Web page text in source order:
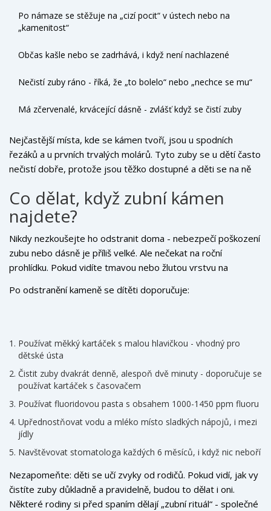
Po námaze se stěžuje na „cizí pocit“ v ústech nebo na
„kamenitost“
Občas kašle nebo se zadrhává, i když není nachlazené
Nečistí zuby ráno - říká, že „to bolelo“ nebo „nechce se mu“
Má zčervenalé, krvácející dásně - zvlášť když se čistí zuby
Nejčastější místa, kde se kámen tvoří, jsou u spodních
řezáků a u prvních trvalých molárů. Tyto zuby se u dětí často
nečistí dobře, protože jsou těžko dostupné a děti se na ně
Co dělat, když zubní kámen
najdete?
Nikdy nezkoušejte ho odstranit doma - nebezpečí poškození
zubu nebo dásně je příliš velké. Ale nečekat na roční
prohlídku. Pokud vidíte tmavou nebo žlutou vrstvu na
kamene u dětí je rychlé, bezbolestné a trvá jen 15-20 minut.
Po odstranění kameně se dítěti doporučuje:
Používat měkký kartáček s malou hlavičkou - vhodný pro
dětské ústa
Čistit zuby dvakrát denně, alespoň dvě minuty - doporučuje se
používat kartáček s časovačem
Používat fluoridovou pasta s obsahem 1000-1450 ppm fluoru
Upřednostňovat vodu a mléko místo sladkých nápojů, i mezi
jídly
Navštěvovat stomatologa každých 6 měsíců, i když nic neboří
Nezapomeňte: děti se učí zvyky od rodičů. Pokud vidí, jak vy
čistíte zuby důkladně a pravidelně, budou to dělat i oni.
Některé rodiny si před spaním dělají „zubní rituál“ - společné